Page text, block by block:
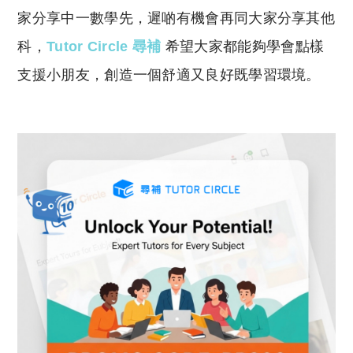
家分享中一數學先，遲啲有機會再同大家分享其他
科，Tutor Circle 尋補 希望大家都能夠學會點樣
支援小朋友，創造一個舒適又良好既學習環境。